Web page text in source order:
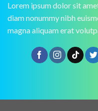
Lorem ipsum dolor sit
diam nonummy nibh
magna aliquam erat